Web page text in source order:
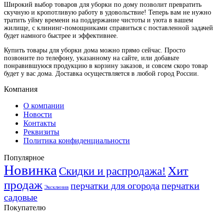
Широкий выбор товаров для уборки по дому позволит превратить
скучную и кропотливую работу в удовольствие! Теперь вам не нужно
тратить уйму времени на поддержание чистоты и уюта в вашем
жилище, с клининг-помощниками справиться с поставленной задачей
будет намного быстрее и эффективнее.
Купить товары для уборки дома можно прямо сейчас. Просто
позвоните по телефону, указанному на сайте, или добавьте
понравившуюся продукцию в корзину заказов, и совсем скоро товар
будет у вас дома. Доставка осуществляется в любой город России.
Компания
О компании
Новости
Контакты
Реквизиты
Политика конфиденциальности
Популярное
Новинка Скидки и распродажа! Хит
продаж Эксклюзив перчатки для огорода перчатки
садовые
Покупателю